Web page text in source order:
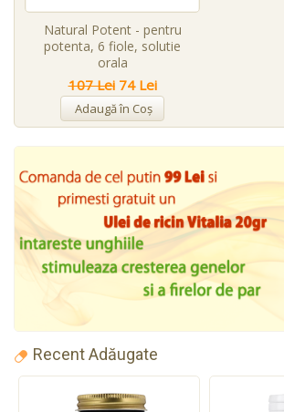
Adaugă în Coş
Natural Potent - pentru
potenta, 6 fiole, solutie
orala
107 Lei 74 Lei
Recent Adăugate